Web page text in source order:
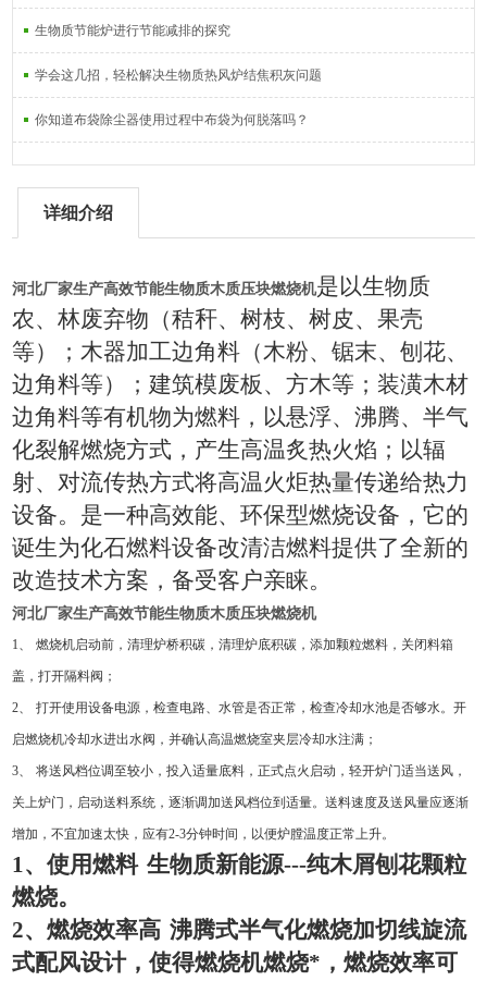
生物质节能炉进行节能减排的探究
学会这几招，轻松解决生物质热风炉结焦积灰问题
你知道布袋除尘器使用过程中布袋为何脱落吗？
详细介绍
河北厂家生产高效节能生物质木质压块燃烧机是以生物质
农、林废弃物（秸秆、树枝、树皮、果壳
等）；木器加工边角料（木粉、锯末、刨花、
边角料等）；建筑模废板、方木等；装潢木材
边角料等有机物为燃料，以悬浮、沸腾、半气
化裂解燃烧方式，产生高温炙热火焰；以辐
射、对流传热方式将高温火炬热量传递给热力
设备。是一种高效能、环保型燃烧设备，它的
诞生为化石燃料设备改清洁燃料提供了全新的
改造技术方案，备受客户亲睐。
河北厂家生产高效节能生物质木质压块燃烧机
1、 燃烧机启动前，清理炉桥积碳，清理炉底积碳，添加颗粒燃料，关闭料箱
盖，打开隔料阀；
2、 打开使用设备电源，检查电路、水管是否正常，检查冷却水池是否够水。开
启燃烧机冷却水进出水阀，并确认高温燃烧室夹层冷却水注满；
3、 将送风档位调至较小，投入适量底料，正式点火启动，轻开炉门适当送风，
关上炉门，启动送料系统，逐渐调加送风档位到适量。送料速度及送风量应逐渐
增加，不宜加速太快，应有2-3分钟时间，以便炉膛温度正常上升。
1、使用燃料 生物质新能源---纯木屑刨花颗粒
燃烧。
2、燃烧效率高 沸腾式半气化燃烧加切线旋流
式配风设计，使得燃烧机燃烧*，燃烧效率可